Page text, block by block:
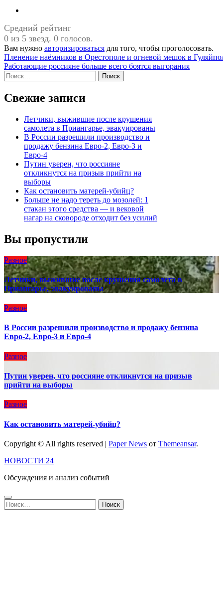
Средний рейтинг
0 из 5 звезд. 0 голосов.
Вам нужно авторизироваться для того, чтобы проголосовать.
Навигация
по
записям
Пленение наёмников в Орестополе и огневой мешок в
Работающие россияне больше всего боятся выгорания
Найти:
Свежие записи
Летчики, выжившие после крушения
самолета в Приангарье, эвакуированы
В России разрешили производство и
продажу бензина Евро-2, Евро-3 и
Евро-4
Путин уверен, что россияне
откликнутся на призыв прийти на
выборы
Как остановить матерей-убийц?
Больше не надо тереть до мозолей: 1
стакан этого средства — и вековой
нагар на сковороде отходит без усилий
Вы пропустили
Разное
Летчики, выжившие после крушения самолета в
Приангарье, эвакуированы
Разное
В России разрешили производство и продажу бензина
Евро-2, Евро-3 и Евро-4
Разное
Путин уверен, что россияне откликнутся на призыв
прийти на выборы
Разное
Как остановить матерей-убийц?
Copyright © All rights reserved | Paper News от Themeansar.
НОВОСТИ 24
Обсуждения и анализ событий
Найти: